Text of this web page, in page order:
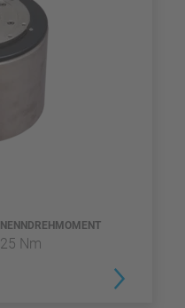
NENNDREHMOMENT
25 Nm